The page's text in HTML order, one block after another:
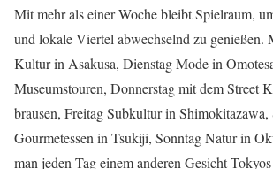
Mit mehr als einer Woche bleibt Spielraum,
und lokale Viertel abwechselnd zu genießen.
Kultur in Asakusa, Dienstag Mode in
Museumstouren, Donnerstag mit dem Street
brausen, Freitag Subkultur in Shimokitazawa,
Gourmetessen in Tsukiji, Sonntag Natur in
man jeden Tag einem anderen Gesicht